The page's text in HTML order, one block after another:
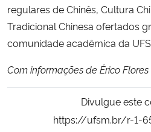
regulares de Chinês, Cultura
Tradicional Chinesa ofertados
comunidade acadêmica da
Com informações de Érico Flores
Divulgue este
https://ufsm.br/r-1-